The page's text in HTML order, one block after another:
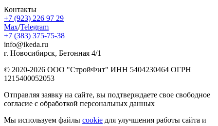
Контакты
+7 (923) 226 97 29
Max/Telegram
+7 (383) 375-75-38
info@ikeda.ru
г. Новосибирск, Бетонная 4/1
© 2020-2026 ООО "СтройФит" ИНН 5404230464 ОГРН
1215400052053
Отправляя заявку на сайте, вы подтверждаете свое свободное
согласие с обработкой персональных данных
Мы используем файлы cookie для улучшения работы сайта и